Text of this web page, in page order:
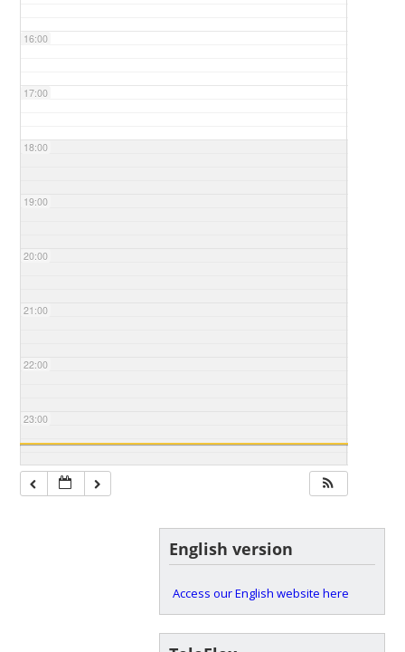
16:00
17:00
18:00
19:00
20:00
21:00
22:00
23:00
English version
Access our English website here